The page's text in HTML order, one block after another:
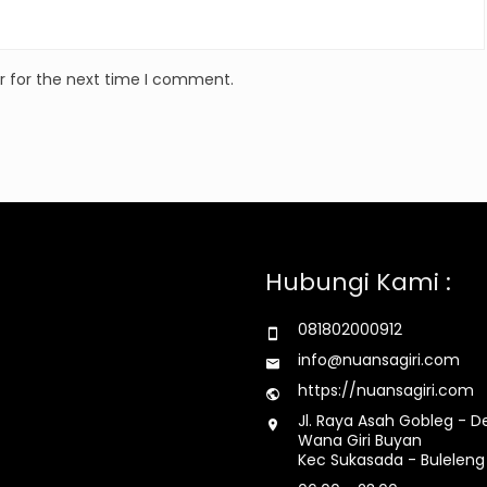
for the next time I comment.
Hubungi Kami :
081802000912
info@nuansagiri.com
https://nuansagiri.com
Jl. Raya Asah Gobleg -
Wana Giri Buyan
Kec Sukasada -